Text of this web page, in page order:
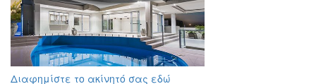
Διαφημίστε το ακίνητό σας εδώ